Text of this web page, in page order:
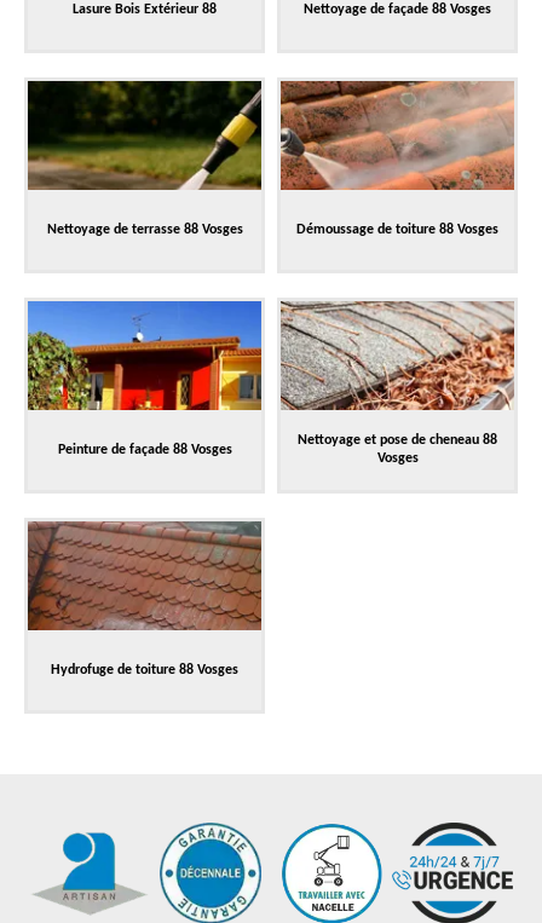
Lasure Bois Extérieur 88 Nettoyage de façade 88 Vosges
Nettoyage de terrasse 88 Vosges Démoussage de toiture 88 Vosges
Peinture de façade 88 Vosges
Nettoyage et pose de cheneau 88
Vosges
Hydrofuge de toiture 88 Vosges